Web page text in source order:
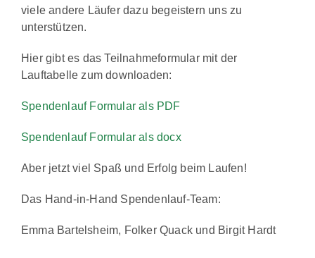
viele andere Läufer dazu begeistern uns zu
unterstützen.
Hier gibt es das Teilnahmeformular mit der
Lauftabelle zum downloaden:
Spendenlauf Formular als PDF
Spendenlauf Formular als docx
Aber jetzt viel Spaß und Erfolg beim Laufen!
Das Hand-in-Hand Spendenlauf-Team:
Emma Bartelsheim, Folker Quack und Birgit Hardt